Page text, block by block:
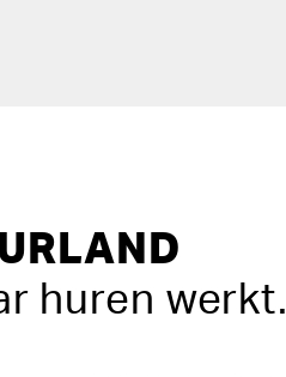
URLAND
huren werkt.